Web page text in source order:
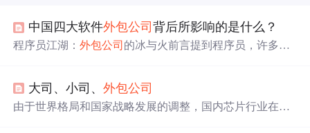
中国四大软件外包公司背后所影响的是什么？
程序员江湖：外包公司 的冰与火前言提到程序员，许多人
面。今天，我们将深入探讨一个特殊群体——
程序员。他们是IT行业的“临时工”，还是技术创新的中坚
大司、小司、外包公司
由于世界格局和国家战略发展的调整，国内芯片行业在最